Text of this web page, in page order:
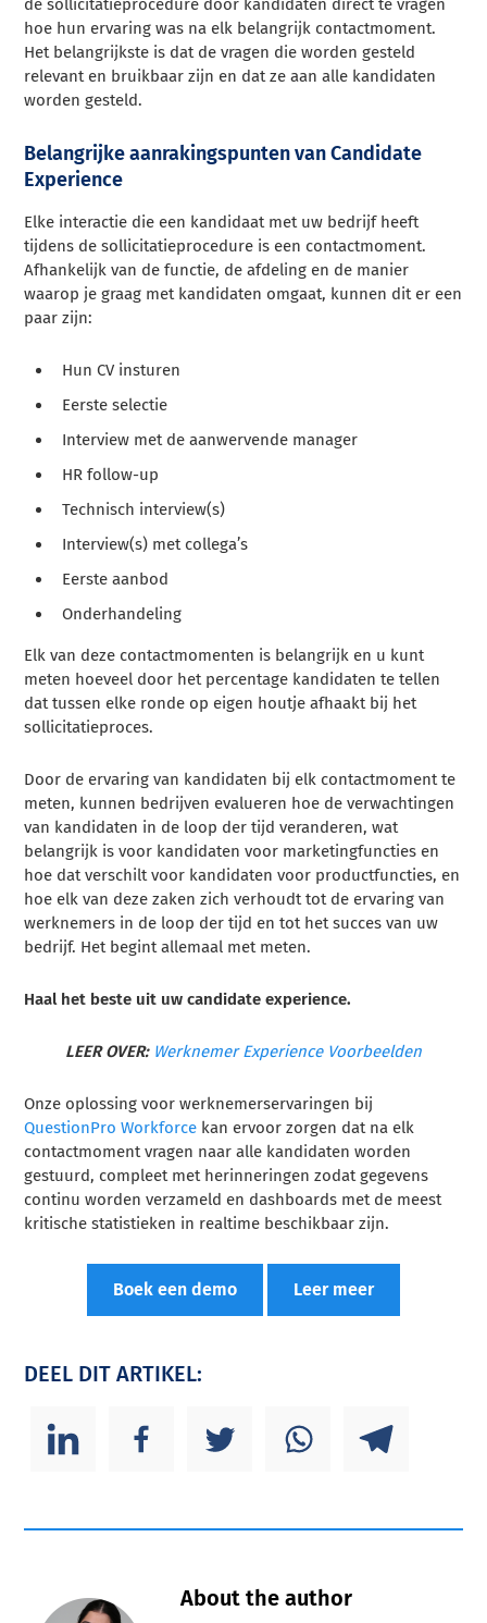
de sollicitatieprocedure door kandidaten direct te vragen
hoe hun ervaring was na elk belangrijk contactmoment.
Het belangrijkste is dat de vragen die worden gesteld
relevant en bruikbaar zijn en dat ze aan alle kandidaten
worden gesteld.
Belangrijke aanrakingspunten van Candidate
Experience
Elke interactie die een kandidaat met uw bedrijf heeft
tijdens de sollicitatieprocedure is een contactmoment.
Afhankelijk van de functie, de afdeling en de manier
waarop je graag met kandidaten omgaat, kunnen dit er een
paar zijn:
Hun CV insturen
Eerste selectie
Interview met de aanwervende manager
HR follow-up
Technisch interview(s)
Interview(s) met collega’s
Eerste aanbod
Onderhandeling
Elk van deze contactmomenten is belangrijk en u kunt
meten hoeveel door het percentage kandidaten te tellen
dat tussen elke ronde op eigen houtje afhaakt bij het
sollicitatieproces.
Door de ervaring van kandidaten bij elk contactmoment te
meten, kunnen bedrijven evalueren hoe de verwachtingen
van kandidaten in de loop der tijd veranderen, wat
belangrijk is voor kandidaten voor marketingfuncties en
hoe dat verschilt voor kandidaten voor productfuncties, en
hoe elk van deze zaken zich verhoudt tot de ervaring van
werknemers in de loop der tijd en tot het succes van uw
bedrijf. Het begint allemaal met meten.
Haal het beste uit uw candidate experience.
LEER OVER: Werknemer Experience Voorbeelden
Onze oplossing voor werknemerservaringen bij
QuestionPro Workforce kan ervoor zorgen dat na elk
contactmoment vragen naar alle kandidaten worden
gestuurd, compleet met herinneringen zodat gegevens
continu worden verzameld en dashboards met de meest
kritische statistieken in realtime beschikbaar zijn.
Boek een demo Leer meer
DEEL DIT ARTIKEL:
About the author